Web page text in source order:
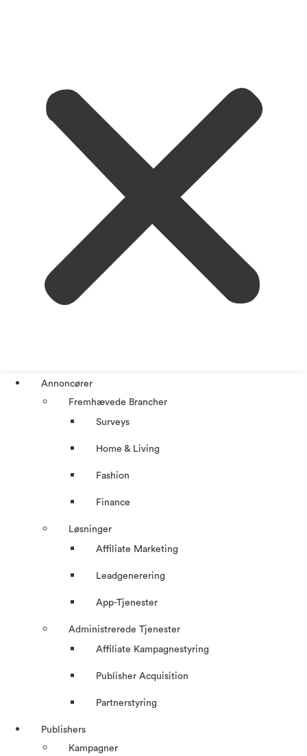
Annoncører
Fremhævede Brancher
Surveys
Home & Living
Fashion
Finance
Løsninger
Affiliate Marketing
Leadgenerering
App-Tjenester
Administrerede Tjenester
Affiliate Kampagnestyring
Publisher Acquisition
Partnerstyring
Publishers
Kampagner